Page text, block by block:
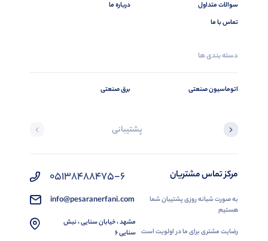
سوالات متداول
تماس با ما
درباره ما
دسته بندی ها
اتوماسیون صنعتی برق صنعتی
پشتیبانی
مرکز تماس مشتریان
به صورت شبانه روزی پشتیبان شما
هستیم
رضایت مشتری برای ما در اولویت است
05138488475-6
info@pesaranerfani.com
مشهد ، خیابان سنایی ، نبش
سنایی 6